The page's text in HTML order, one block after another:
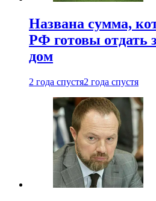
Названа сумма,
РФ готовы отдать
дом
2 года спустя2 года спустя